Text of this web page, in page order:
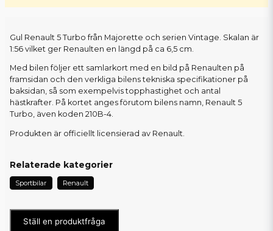
Gul Renault 5 Turbo från Majorette och serien Vintage. Skalan är
1:56 vilket ger Renaulten en längd på ca 6,5 cm.
Med bilen följer ett samlarkort med en bild på Renaulten på
framsidan och den verkliga bilens tekniska specifikationer på
baksidan, så som exempelvis topphastighet och antal
hästkrafter. På kortet anges förutom bilens namn, Renault 5
Turbo, även koden 210B-4.
Produkten är officiellt licensierad av Renault.
Relaterade kategorier
Sportbilar Renault
Ställ en produktfråga